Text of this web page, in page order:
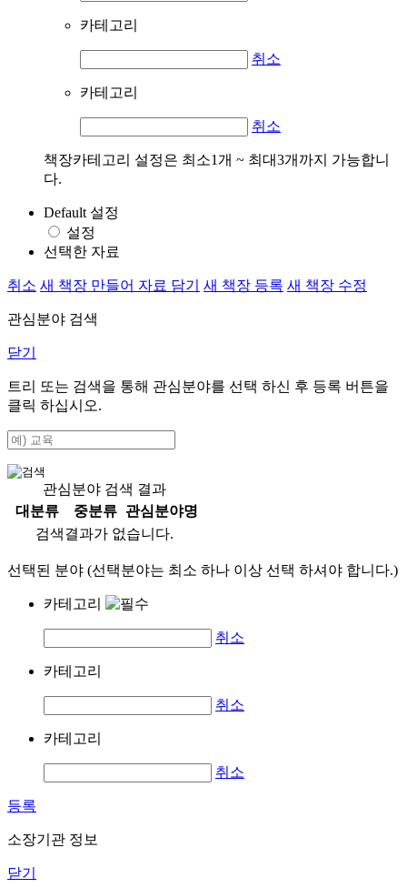
카테고리
취소
카테고리
취소
책장카테고리 설정은 최소1개 ~ 최대3개까지 가능합니
다.
Default 설정
설정
선택한 자료
취소 새 책장 만들어 자료 담기 새 책장 등록 새 책장 수정
관심분야 검색
닫기
트리 또는 검색을 통해 관심분야를 선택 하신 후 등록 버튼을
클릭 하십시오.
관심분야 검색 결과
대분류
중분류
관심분야명
검색결과가 없습니다.
선택된 분야 (선택분야는 최소 하나 이상 선택 하셔야 합니다.)
카테고리
취소
카테고리
취소
카테고리
취소
등록
소장기관 정보
닫기